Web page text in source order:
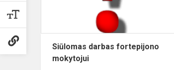
Siūlomas darbas fortepijono
mokytojui